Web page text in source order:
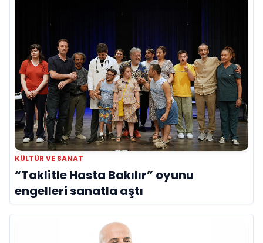
KÜLTÜR VE SANAT
“Taklitle Hasta Bakılır” oyunu
engelleri sanatla aştı